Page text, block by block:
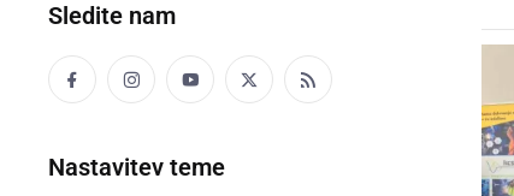
Sledite nam
Nastavitev teme